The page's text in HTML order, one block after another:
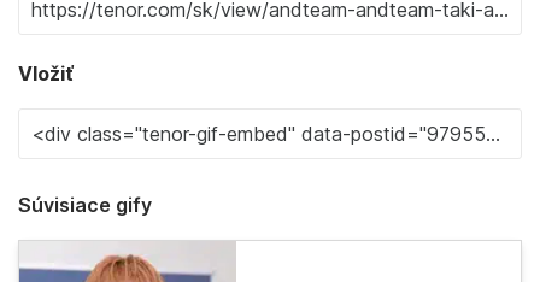
Vložiť
Súvisiace gify